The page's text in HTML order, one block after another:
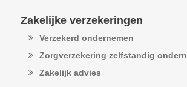
Zakelijke verzekeringen
Verzekerd ondernemen
Zorgverzekering zelfstandig
Zakelijk advies